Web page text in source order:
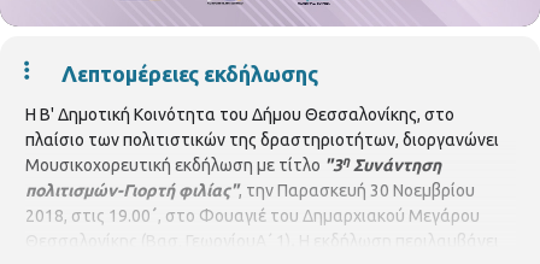
Λεπτομέρειες εκδήλωσης
Η Β' Δημοτική Κοινότητα του Δήμου Θεσσαλονίκης, στο
πλαίσιο των πολιτιστικών της δραστηριοτήτων, διοργανώνει
Μουσικοχορευτική εκδήλωση με τίτλο "3ηΣυνάντηση
πολιτισμών-Γιορτή φιλίας", την Παρασκευή 30 Νοεμβρίου
2018, στις 19.00΄, στο Φουαγιέ του Δημαρχιακού Μεγάρου
Θεσσαλονίκης (Βασ. ΓεωργίουΑ΄ 1)
Η εκδήλωση περιλαμβάνει